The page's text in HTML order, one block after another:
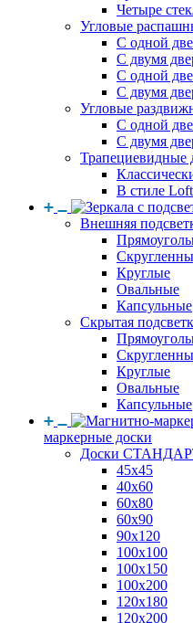
Четыре
Угловые
С одной
С двумя
С одной
С двумя
Угловые
С одной
С двумя
Трапециевидные
В стиле Loft
Внешняя
Круглые
Овальные
Капсульные
Скрытая
Круглые
Овальные
Капсульные
маркерные доски
Доски
45x45
40x60
60x80
60x90
90x120
100x100
100x150
100x200
120x180
120x200